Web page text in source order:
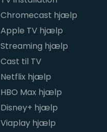
Chromecast hjælp
Apple TV hjælp
Streaming hjælp
Cast til TV
Netflix hjælp
HBO Max hjælp
Disney+ hjælp
Viaplay hjælp